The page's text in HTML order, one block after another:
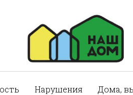
Нарушения Дома,